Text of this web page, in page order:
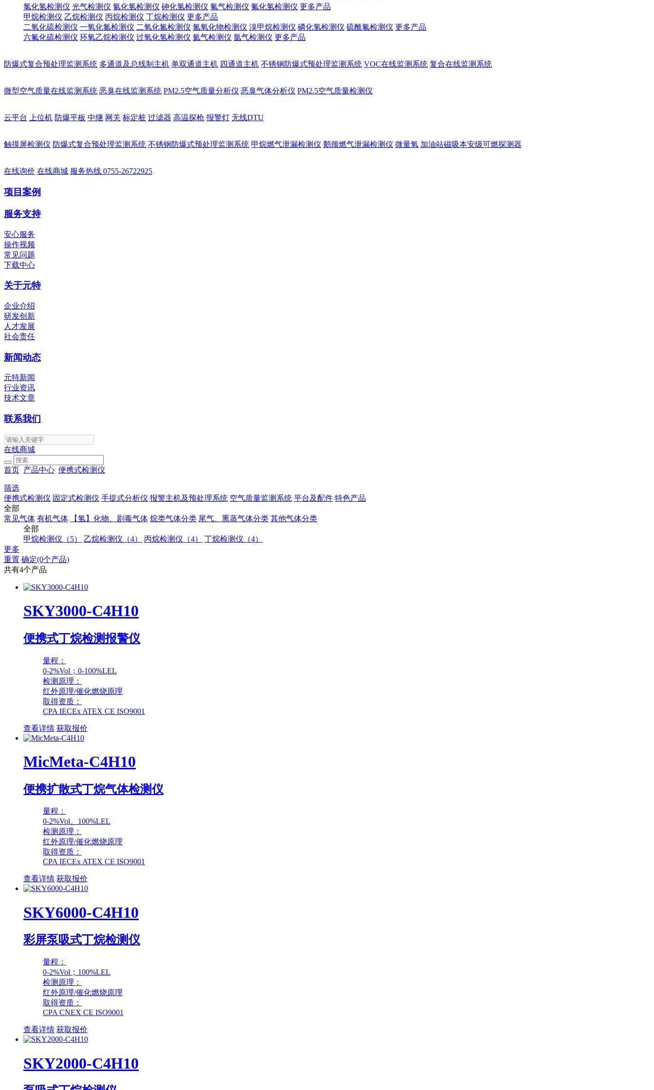
氯化氢检测仪 光气检测仪 氰化氢检测仪 砷化氢检测仪 氟气检测仪 氟化氢检测仪 更多产品
甲烷检测仪 乙烷检测仪 丙烷检测仪 丁烷检测仪 更多产品
二氧化硫检测仪 一氧化氮检测仪 二氧化氮检测仪 氮氧化物检测仪 溴甲烷检测仪 磷化氢检测仪 硫酰氟检测仪 更多产品
六氟化硫检测仪 环氧乙烷检测仪 过氧化氢检测仪 氦气检测仪 氩气检测仪 更多产品
防爆式复合预处理监测系统 多通道及总线制主机 单双通道主机 四通道主机 不锈钢防爆式预处理监测系统 VOC在线监测系统 复合在线监测系统
微型空气质量在线监测系统 恶臭在线监测系统 PM2.5空气质量分析仪 恶臭气体分析仪 PM2.5空气质量检测仪
云平台 上位机 防爆平板 中继 网关 标定桩 过滤器 高温探枪 报警灯 无线DTU
触摸屏检测仪 防爆式复合预处理监测系统 不锈钢防爆式预处理监测系统 甲烷燃气泄漏检测仪 鹅颈燃气泄漏检测仪 微量氧 加油站磁吸本安级可燃探测器
在线询价 在线商城 服务热线 0755-26722925
项目案例
服务支持
安心服务
操作视频
常见问题
下载中心
关于元特
企业介绍
研发创新
人才发展
社会责任
新闻动态
元特新闻
行业资讯
技术文章
联系我们
在线商城
首页 产品中心 便携式检测仪
筛选
便携式检测仪 固定式检测仪 手提式分析仪 报警主机及预处理系统 空气质量监测系统 平台及配件 特色产品
全部
常见气体 有机气体 【氢】化物、剧毒气体 烷类气体分类 尾气、熏蒸气体分类 其他气体分类
全部
甲烷检测仪（5）
乙烷检测仪（4） 丙烷检测仪（4）
丁烷检测仪（4）
更多
重置 确定(0个产品)
共有4个产品
SKY3000-C4H10
便携式丁烷检测报警仪
量程：
0-2%Vol；0-100%LEL
检测原理：
红外原理/催化燃烧原理
取得资质：
CPA IECEx ATEX CE ISO9001
查看详情 获取报价
MicMeta-C4H10
便携扩散式丁烷气体检测仪
量程：
0-2%Vol、100%LEL
检测原理：
红外原理/催化燃烧原理
取得资质：
CPA IECEx ATEX CE ISO9001
查看详情 获取报价
SKY6000-C4H10
彩屏泵吸式丁烷检测仪
量程：
0-2%Vol；100%LEL
检测原理：
红外原理/催化燃烧原理
取得资质：
CPA CNEX CE ISO9001
查看详情 获取报价
SKY2000-C4H10